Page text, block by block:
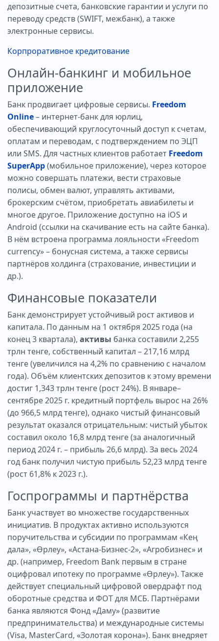
депозитные счета, банковские гарантии и услуги по
переводу средств (SWIFT, межбанк), а также
электронные сервисы.
Корпроративное кредитование
Онлайн-банкинг и мобильное
приложение
Банк продвигает цифровые сервисы. Freedom
Online– интернет-банк для юрлиц,
обеспечивающий круглосуточный доступ к счетам,
оплатам и переводам, с подтверждением по ЭЦП
или SMS. Для частных клиентов работает Freedom
SuperApp(мобильное приложение), через которое
можно совершать платежи, вести страховые
полисы, обмен валют, управлять активами,
брокерским счётом, приобретать авиабилеты и
многое другое. Приложение доступно на iOS и
Android (ссылки на скачивание есть на сайте банка).
В нём встроена программа лояльности «Freedom
currency» – бонусная система, а также сервисы
партнёров холдинга (страхование, инвестиции и
др.).
Финансовые показатели
Банк демонстрирует устойчивый рост активов и
капитала. По данным на 1 октября 2025 года (на
конец 3 квартала), активы банка составили 2,255
трлн тенге, собственный капитал – 217,16 млрд
тенге (увеличился на 4,2% по сравнению с началом
года). Объём клиентских депозитов к этому времени
достиг 1,343 трлн тенге (рост 24%). В январе–
сентябре 2025 г. кредитный портфель вырос на 26%
(до 966,5 млрд тенге), однако чистый финансовый
результат оказался отрицательным: чистый убыток
составил около 16,8 млрд тенге (за аналогичный
период 2024 г. – прибыль 26,6 млрд). За весь 2024
год банк получил чистую прибыль 52,23 млрд тенге
(рост 61,8% к 2023 г.).
Госпрограммы и партнёрства
Банк участвует во множестве государственных
инициатив. В продуктах активно используются
поручительства и субсидии по программам «Кең
дала», «Өрлеу», «Астана-Бизнес-2», «Агробизнес» и
др. (например, Freedom Bank первым в стране
оцифровал ипотеку по программе «Өрлеу»). Также
действует специальный цифровой овердрафт под
оборотные средства и ФОТ для МСБ. Партнёрами
банка являются Фонд «Даму» (развитие
предпринимательства) и международные системы
(Visa, MasterCard, «Золотая корона»). Банк внедряет